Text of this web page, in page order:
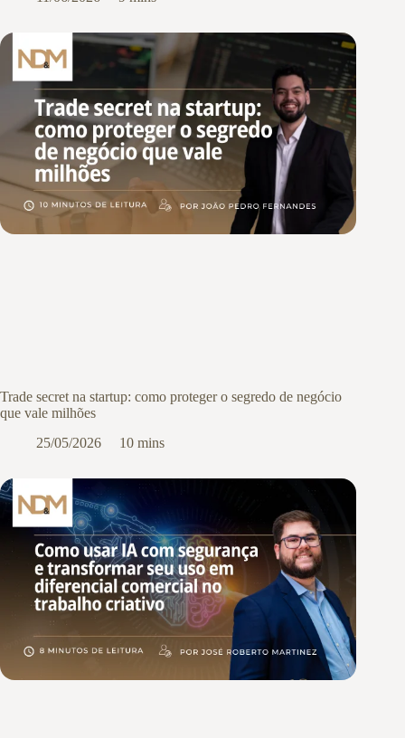
Trade secret na startup: como proteger o segredo de negócio
que vale milhões
25/05/2026
10 mins